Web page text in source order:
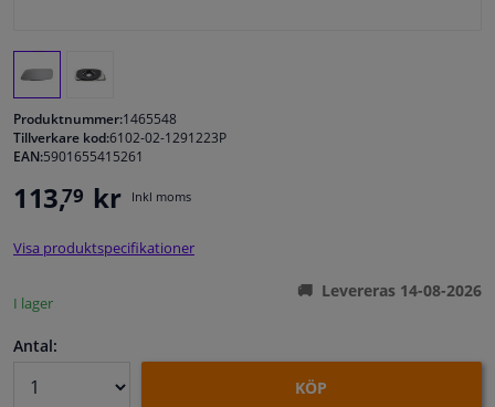
Fönster & Tillbehör
Bilvård & Tillbehör
Sensorer & Elsystem
Produktnummer:1465548
Tillverkare kod:6102-02-1291223P
EAN:5901655415261
113,79 kr Inkl moms
Visa produktspecifikationer
I lager
Levereras 14-08-2026
Antal:
KÖP